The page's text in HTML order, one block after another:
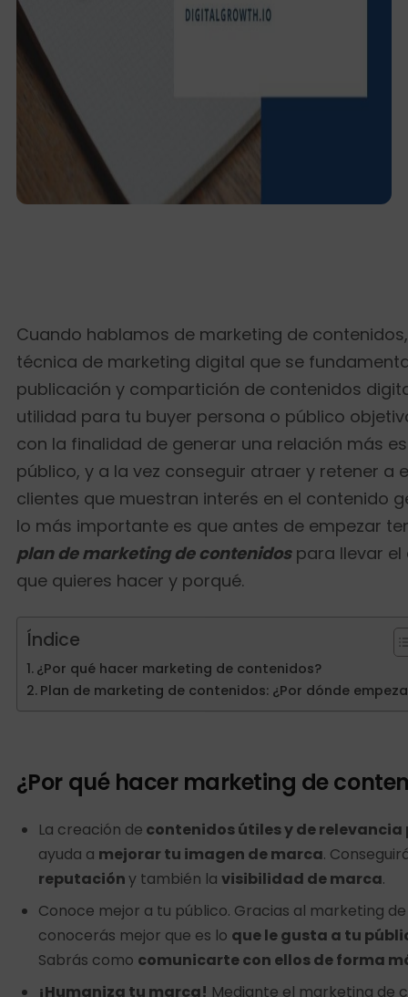
Cuando hablamos de marketing de
técnica de marketing digital que se
publicación y compartición de contenidos
utilidad para tu buyer persona o público
con la finalidad de generar una relación más
público, y a la vez conseguir atraer y retener a
clientes que muestran interés en el contenido
lo más importante es que antes de empezar
plan de marketing de contenidospara llevar el
que quieres hacer y porqué.
Índice
¿Por qué hacer marketing de contenidos?
Plan de marketing de contenidos: ¿Por dónde
¿Por qué hacer marketing de
La creación de contenidos útiles y de
ayuda a mejorar tu imagen de marca.
reputacióny también la visibilidad de marca.
Conoce mejor a tu público. Gracias al marketing
conocerás mejor que es lo que le gusta a tu
Sabrás como comunicarte con ellos de forma
¡Humaniza tu marca! Mediante el marketing de